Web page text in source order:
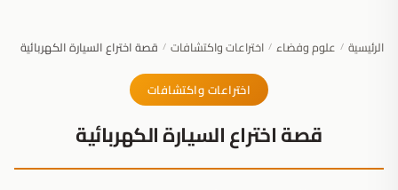
الرئيسية / علوم وفضاء / اختراعات واكتشافات / قصة اختراع السيارة الكهربائية
اختراعات واكتشافات
قصة اختراع السيارة الكهربائية